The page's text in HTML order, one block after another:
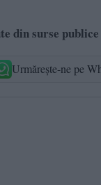
din surse publice
Urmărește-ne pe